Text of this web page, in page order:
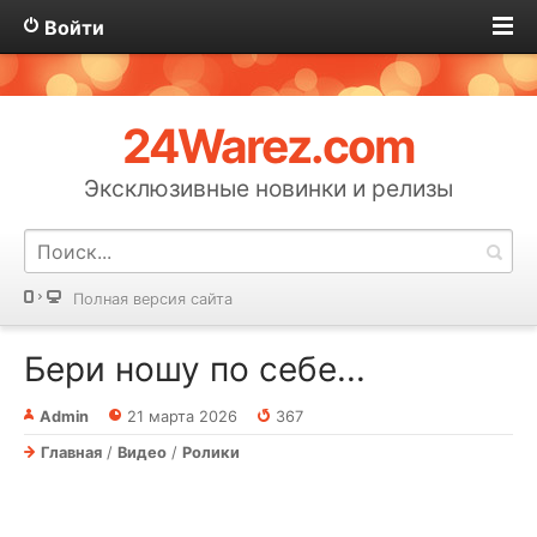
Войти
24Warez.com
Эксклюзивные новинки и релизы
Полная версия сайта
Бери ношу по себе...
Admin 21 марта 2026
367
Главная / Видео / Ролики